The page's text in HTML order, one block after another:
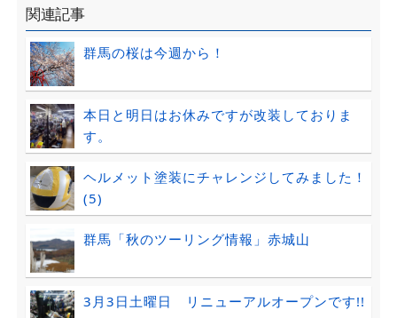
関連記事
群馬の桜は今週から！
本日と明日はお休みですが改装しておりま
す。
ヘルメット塗装にチャレンジしてみました！
(5)
群馬「秋のツーリング情報」赤城山
3月3日土曜日 リニューアルオープンです!!